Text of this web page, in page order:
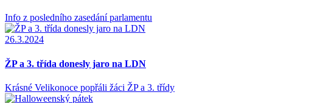
Info z posledního zasedání parlamentu
26.3.2024
ŽP a 3. třída donesly jaro na LDN
Krásné Velikonoce popřáli žáci ŽP a 3. třídy